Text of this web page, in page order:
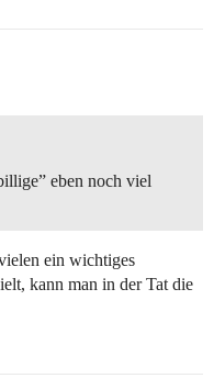
eben noch viel
ein wichtiges
kann man in der Tat die